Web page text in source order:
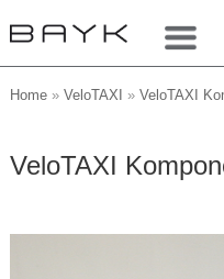
Home» VeloTAXI » VeloTAXI
VeloTAXI